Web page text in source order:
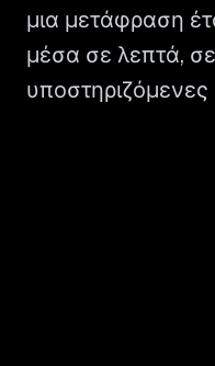
μια μετάφραση
μέσα σε λεπτά,